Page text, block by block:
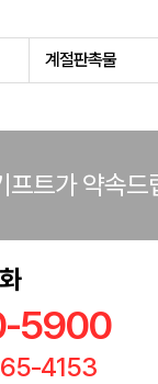
계절판촉물
프트가 약속드
5900
4153